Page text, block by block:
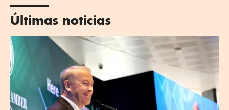
Últimas noticias